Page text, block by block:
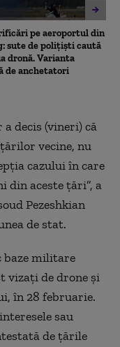
pe aeroportul din
sute de polițiști caută
dronă. Varianta
de anchetatori
decis (vineri) că
vecine, nu
cazului în care
din aceste ţări”, a
Pezeshkian
de stat.
baze militare
vizaţi de drone şi
în 28 februarie.
sau
de ţările